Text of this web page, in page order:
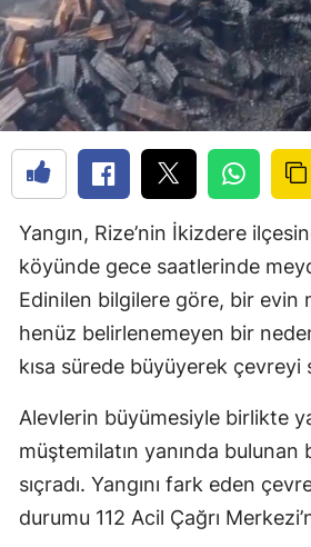
Yangın, Rize’nin İkizdere
köyünde gece saatlerinde
Edinilen bilgilere göre, bir evin
henüz belirlenemeyen bir
kısa sürede büyüyerek çevreyi
Alevlerin büyümesiyle birlikte
müştemilatın yanında bulunan
sıçradı. Yangını fark eden
durumu 112 Acil Çağrı